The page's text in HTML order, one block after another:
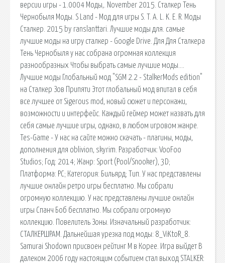
версии игры - 1.0004 Моды,. November 2015. Сталкер Тень
Чернобыля Моды. S Land - Мод для игры S. T. A. L. K. E. R. Моды
Сталкер. 2015 by ranslanttari. Лучшие моды для. самые
лучшие моды на игру сталкер - Google Drive. Для Для Сталкера
Тень Чернобыля у нас собрана огромная коллекция
разнообразных Чтобы выбрать самые лучшие моды….
Лучшие моды Глобальный мод "SGM 2.2 - StalkerMods edition"
на Сталкер Зов Припяти Этот глобальный мод впитал в себя
все лучшее от Sigerous mod, новый сюжет и персонажи,
возможности и интерфейс. Каждый геймер может назвать для
себя самые лучшие игры, однако, в любом игровом жанре.
Tes-Game - У нас на сайте можно скачать - плагины, моды,
дополнения для oblivion, skyrim. Разработчик: VooFoo
Studios; Год: 2014; Жанр: Sport (Pool/Snooker), 3D;
Платформа: PC; Категория: Бильярд; Тип. У нас представлены
лучшие онлайн ретро игры бесплатно. Мы собрали
огромную коллекцию. У нас представлены лучшие онлайн
игры Спанч Боб бесплатно. Мы собрали огромную
коллекцию. Повелитель Зоны. Изначальный разработчик:
СТАЛКЕРШРАМ. Дальнейшая урезка под моды: 8_ViKtoR_8.
Samurai Shodown присвоен рейтинг М в Корее. Игра выйдет В
далеком 2006 году настоящим событием стал выход STALKER: